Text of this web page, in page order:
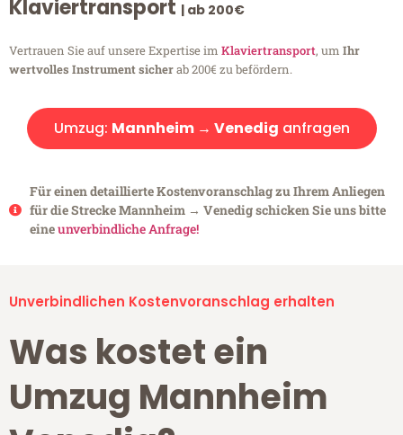
Klaviertransport | ab 200€
Vertrauen Sie auf unsere Expertise im Klaviertransport, um Ihr
wertvolles Instrument sicherab 200€ zu befördern.
Umzug: Mannheim → Venedig anfragen
Für einen detaillierte Kostenvoranschlag zu Ihrem Anliegen
für die Strecke Mannheim → Venedig schicken Sie uns bitte
eineunverbindliche Anfrage!
Unverbindlichen Kostenvoranschlag erhalten
Was kostet ein
Umzug Mannheim